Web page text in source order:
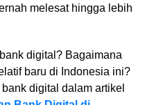
melesat hingga lebih
digital? Bagaimana
baru di Indonesia ini?
digital dalam artikel